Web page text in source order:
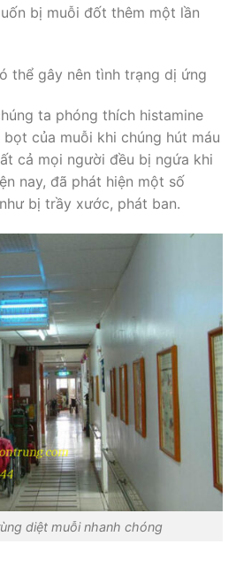
bị muỗi đốt thêm một lần
thể gây nên tình trạng dị ứng
ta phóng thích histamine
của muỗi khi chúng hút máu
cả mọi người đều bị ngứa khi
nay, đã phát hiện một số
bị trầy xước, phát ban.
diệt muỗi nhanh chóng